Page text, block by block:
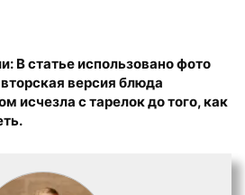
В статье использовано фото
версия блюда
исчезла с тарелок до того, как